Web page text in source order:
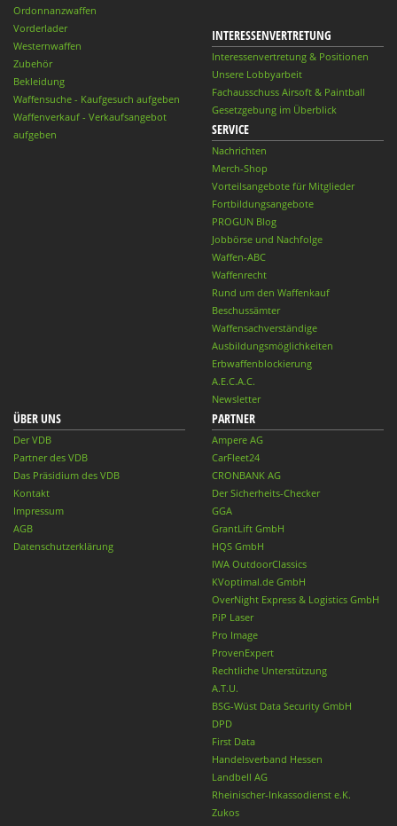
Ordonnanzwaffen
Vorderlader
Westernwaffen
Zubehör
Bekleidung
Waffensuche - Kaufgesuch aufgeben
Waffenverkauf - Verkaufsangebot
aufgeben
INTERESSENVERTRETUNG
Interessenvertretung & Positionen
Unsere Lobbyarbeit
Fachausschuss Airsoft & Paintball
Gesetzgebung im Überblick
SERVICE
Nachrichten
Merch-Shop
Vorteilsangebote für Mitglieder
Fortbildungsangebote
PROGUN Blog
Jobbörse und Nachfolge
Waffen-ABC
Waffenrecht
Rund um den Waffenkauf
Beschussämter
Waffensachverständige
Ausbildungsmöglichkeiten
Erbwaffenblockierung
A.E.C.A.C.
Newsletter
ÜBER UNS
Der VDB
Partner des VDB
Das Präsidium des VDB
Kontakt
Impressum
AGB
Datenschutzerklärung
PARTNER
Ampere AG
CarFleet24
CRONBANK AG
Der Sicherheits-Checker
GGA
GrantLift GmbH
HQS GmbH
IWA OutdoorClassics
KVoptimal.de GmbH
OverNight Express & Logistics GmbH
PiP Laser
Pro Image
ProvenExpert
Rechtliche Unterstützung
A.T.U.
BSG-Wüst Data Security GmbH
DPD
First Data
Handelsverband Hessen
Landbell AG
Rheinischer-Inkassodienst e.K.
Zukos